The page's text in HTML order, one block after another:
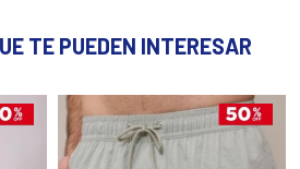
TE PUEDEN INTERESAR